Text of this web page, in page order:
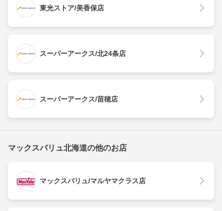
東光ストア/美香保店
スーパーアークス/北24条店
スーパーアークス/苗穂店
マックスバリュ北海道の他のお店
マックスバリュ/マルヤマクラス店